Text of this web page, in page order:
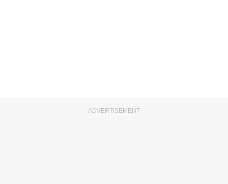
ADVERTISEMENT